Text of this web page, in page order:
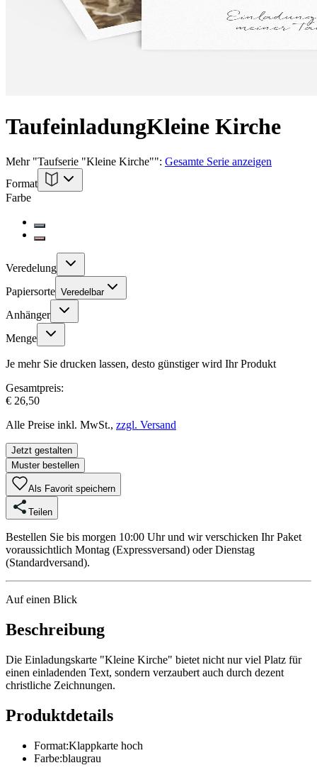
TaufeinladungKleine Kirche
Mehr"Taufserie "Kleine Kirche"": Gesamte Serie anzeigen
Format
Farbe
Veredelung
Papiersorte Veredelbar
Anhänger
Menge
Je mehr Sie drucken lassen, desto günstiger wird Ihr Produkt
Gesamtpreis:
€ 26,50
Alle Preise inkl. MwSt., zzgl. Versand
Jetzt gestalten
Muster bestellen
Als Favorit speichern
Teilen
Bestellen Sie bis morgen 10:00 Uhr und wir verschicken Ihr Paket
voraussichtlich Montag (Expressversand) oder Dienstag
(Standardversand).
Auf einen Blick
Beschreibung
Die Einladungskarte "Kleine Kirche" bietet nicht nur viel Platz für
einen einladenden Text, sondern verzaubert auch durch dezent
christliche Zeichnungen.
Produktdetails
Format:Klappkarte hoch
Farbe:blaugrau